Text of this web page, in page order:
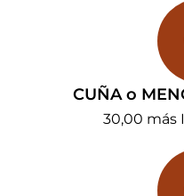
CUÑA o
30,00 más